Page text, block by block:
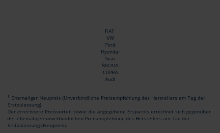
FIAT
VW
Ford
Hyundai
Seat
ŠKODA
CUPRA
Audi
1 Ehemaliger Neupreis (Unverbindliche Preisempfehlung des Herstellers am Tag der
Erstzulassung).
Der errechnete Preisvorteil sowie die angegebene Ersparnis errechnet sich gegenüber
der ehemaligen unverbindlichen Preisempfehlung des Herstellers am Tag der
Erstzulassung (Neupreis).